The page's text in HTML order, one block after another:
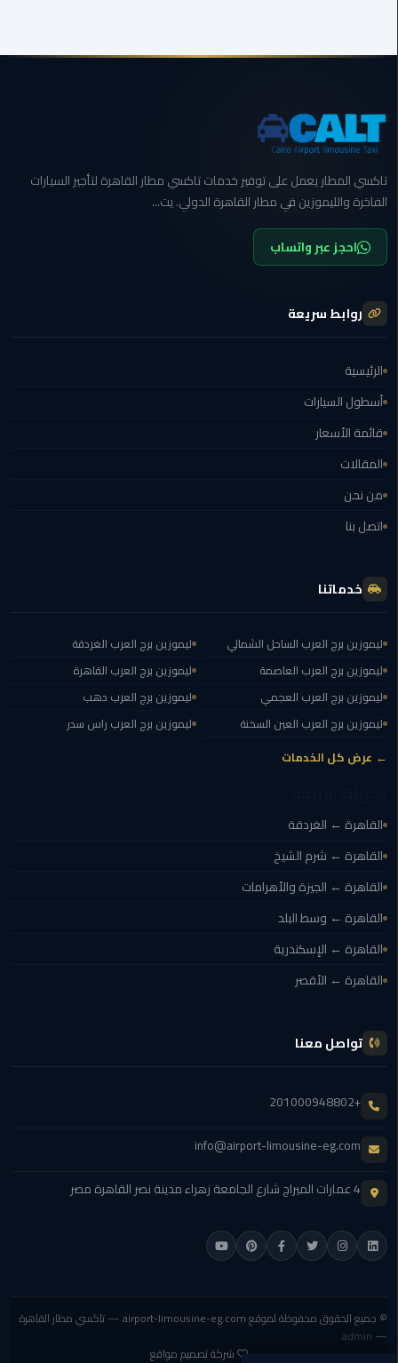
السخنة
ليموزين
الغردقة
شرم
الشيخ
ليموزين
مرسي
اسكندرية
ليموزين
الساحل
الشمالي
خدمة
مطار
القاهرة
ليموزين
ليموزين
مرسيدس
أسعار
برج
العرب
اسعار
ليموزين
من
مطار
القاهرة
الي
توصيل
مطار
العرب
ايجار
سيارات
توصيل
مطار
تاكسي المطار يعمل على توفير خدمات تاكسي مطار القاهرة لتأجير السيارات
الفاخرة والليموزين في مطار القاهرة الدولي. يت...
احجز عبر واتساب
روابط سريعة
الرئيسية
أسطول السيارات
قائمة الأسعار
المقالات
من نحن
اتصل بنا
خدماتنا
ليموزين برج العرب الساحل الشمالي
ليموزين برج العرب العاصمة
ليموزين برج العرب العجمي
ليموزين برج العرب العين السخنة
ليموزين برج العرب الغردقة
ليموزين برج العرب القاهرة
ليموزين برج العرب دهب
ليموزين برج العرب راس سدر
← عرض كل الخدمات
القاهرة ← الغردقة
القاهرة ← شرم الشيخ
القاهرة ← الجيزة والأهرامات
القاهرة ← وسط البلد
القاهرة ← الإسكندرية
القاهرة ← الأقصر
تواصل معنا
+201000948802
info@airport-limousine-eg.com
4 عمارات الميراج شارع الجامعة زهراء مدينة نصر القاهرة مصر
© جميع الحقوق محفوظة لموقعairport-limousine-eg.com— تاكسي مطار القاهرة
—
admin
شركة تصميم مواقع